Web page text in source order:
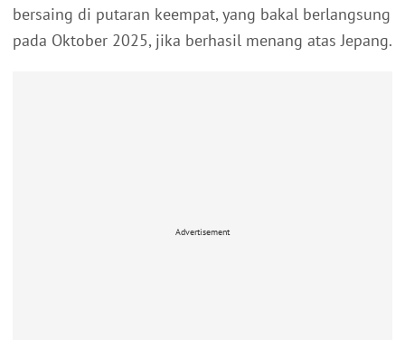
bersaing di putaran keempat, yang bakal berlangsung
pada Oktober 2025, jika berhasil menang atas Jepang.
Advertisement